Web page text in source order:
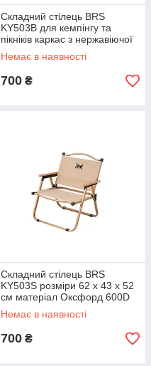
Складний стілець BRS
KY503B для кемпінгу та
пікніків каркас з нержавіючої
сталі колір бежевий 1.8 кг
Оксфорд 600D
Немає в наявності
700 ₴
Складний стілець BRS
KY503S розміри 62 х 43 х 52
см матеріал Оксфорд 600D
колір бежевий
Немає в наявності
700 ₴